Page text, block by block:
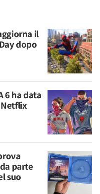
il
dopo
6 ha data
parte
suo